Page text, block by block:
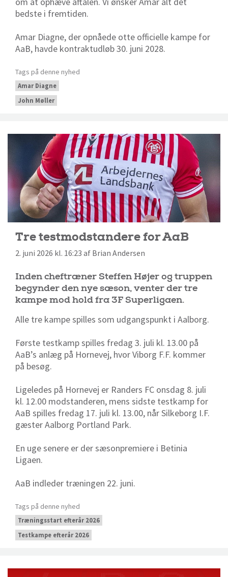
bedste i fremtiden.
Amar Diagne, der opnåede otte officielle kampe for
AaB, havde kontraktudløb 30. juni 2028.
Tags på denne nyhed
Amar Diagne
John Møller
Tre testmodstandere for AaB
2. juni 2026 kl. 16:23 af Brian Andersen
Inden cheftræner Steffen Højer og truppen
begynder den nye sæson, venter der tre
kampe mod hold fra 3F Superligaen.
Alle tre kampe spilles som udgangspunkt i Aalborg.
Første testkamp spilles fredag 3. juli kl. 13.00 på
AaB’s anlæg på Hornevej, hvor Viborg F.F. kommer
på besøg.
Ligeledes på Hornevej er Randers FC onsdag 8. juli
kl. 12.00 modstanderen, mens sidste testkamp for
AaB spilles fredag 17. juli kl. 13.00, når Silkeborg I.F.
gæster Aalborg Portland Park.
En uge senere er der sæsonpremiere i Betinia
Ligaen.
AaB indleder træningen 22. juni.
Tags på denne nyhed
Træningsstart efterår 2026
Testkampe efterår 2026